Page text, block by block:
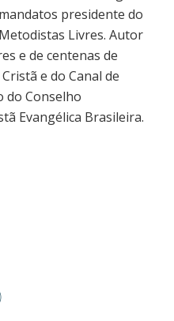
presidente do
Livres. Autor
e de centenas de
e do Canal de
do Conselho
Evangélica Brasileira.